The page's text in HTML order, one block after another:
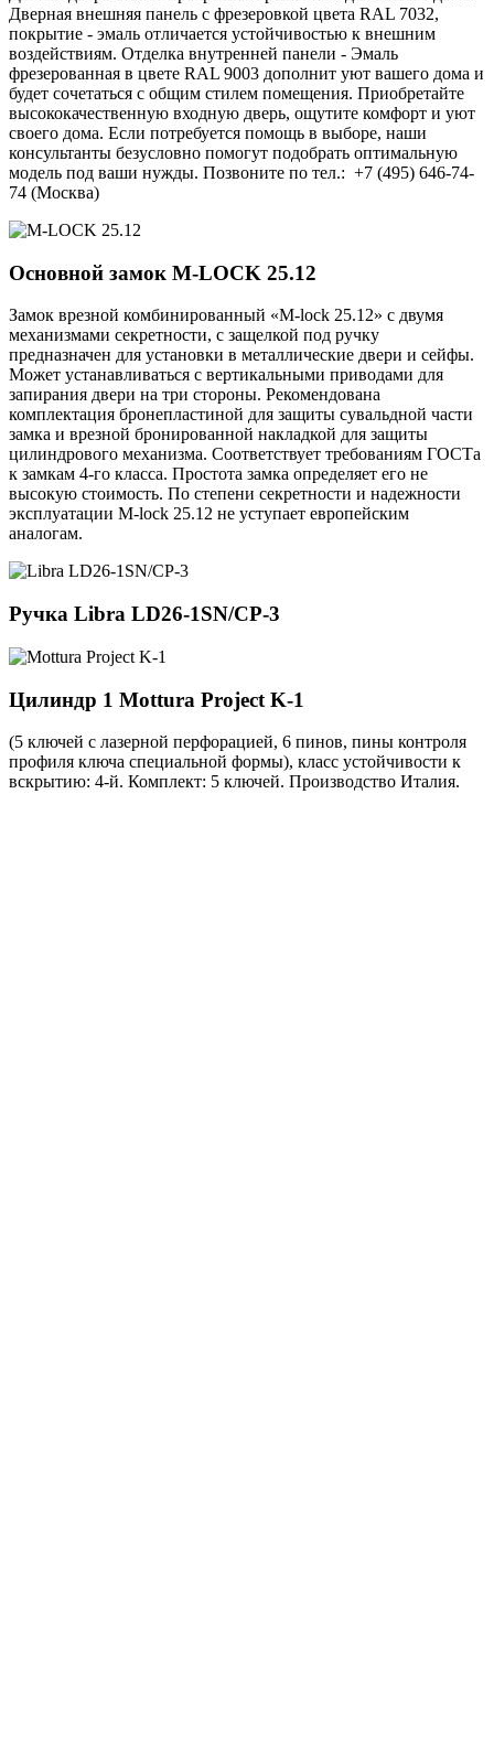
Дверная внешняя панель с фрезеровкой цвета RAL 7032,
покрытие - эмаль отличается устойчивостью к внешним
воздействиям. Отделка внутренней панели - Эмаль
фрезерованная в цвете RAL 9003 дополнит уют вашего дома и
будет сочетаться с общим стилем помещения. Приобретайте
высококачественную входную дверь, ощутите комфорт и уют
своего дома. Если потребуется помощь в выборе, наши
консультанты безусловно помогут подобрать оптимальную
модель под ваши нужды. Позвоните по тел.: +7 (495) 646-74-
74 (Москва)
Основной замок M-LOCK 25.12
Замок врезной комбинированный «M-lock 25.12» с двумя
механизмами секретности, с защелкой под ручку
предназначен для установки в металлические двери и сейфы.
Может устанавливаться с вертикальными приводами для
запирания двери на три стороны. Рекомендована
комплектация бронепластиной для защиты сувальдной части
замка и врезной бронированной накладкой для защиты
цилиндрового механизма. Соответствует требованиям ГОСТа
к замкам 4-го класса. Простота замка определяет его не
высокую стоимость. По степени секретности и надежности
эксплуатации M-lock 25.12 не уступает европейским
аналогам.
Ручка Libra LD26-1SN/CP-3
Цилиндр 1 Mottura Project K-1
(5 ключей с лазерной перфорацией, 6 пинов, пины контроля
профиля ключа специальной формы), класс устойчивости к
вскрытию: 4-й. Комплект: 5 ключей. Производство Италия.